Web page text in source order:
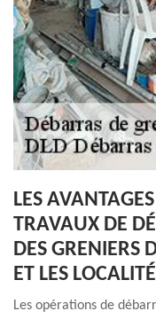
LES
TRAVAUX DE
DES GRENIERS
ET LES
Les opérations de